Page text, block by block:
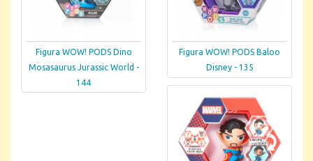
Figura WOW! PODS Dino
Mosasaurus Jurassic World -
144
Figura WOW! PODS Baloo
Disney - 135